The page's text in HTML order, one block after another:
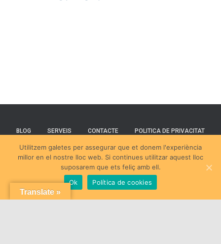
BLOG SERVEIS CONTACTE POLITICA DE PRIVACITAT
TERMES I CONDICIONS
Aquest lloc web ha estat dissenyat i desenvolupat per
Translate »
Utilitzem galetes per assegurar que et donem l'experiència
millor en el nostre lloc web. Si continues utilitzar aquest lloc
suposarem que ets feliç amb ell.
Ok
Política de cookies